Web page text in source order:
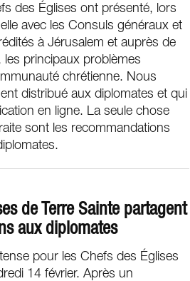
des Églises ont présenté, lors
avec les Consuls généraux et
à Jérusalem et auprès de
les principaux problèmes
chrétienne. Nous
distribué aux diplomates et qui
en ligne. La seule chose
sont les recommandations
de Terre Sainte partagent
aux diplomates
pour les Chefs des Églises
14 février. Après un